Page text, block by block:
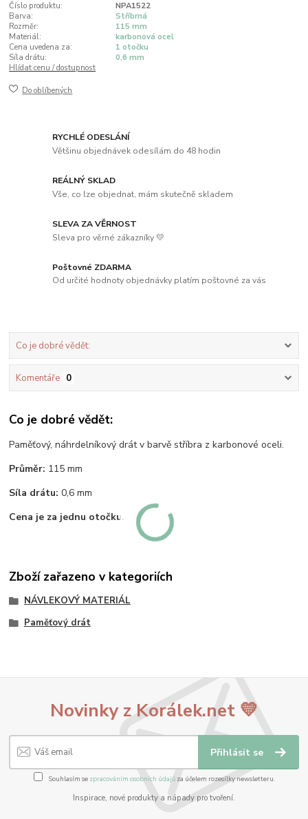
Číslo produktu:
NPA1522
Barva:
Stříbrná
Rozměr:
115 mm
Materiál:
karbonová ocel
Cena uvedena za:
1 otočku
Síla drátu:
0,6 mm
Hlídat cenu / dostupnost
Do oblíbených
RYCHLÉ ODESLÁNÍ
Většinu objednávek odesílám do 48 hodin
REÁLNÝ SKLAD
Vše, co lze objednat, mám skutečně skladem
SLEVA ZA VĚRNOST
Sleva pro věrné zákazníky 💛
Poštovné ZDARMA
Od určité hodnoty objednávky platím poštovné za vás
Co je dobré vědět:
Komentáře 0
Co je dobré vědět:
Paměťový, náhrdelníkový drát v barvě stříbra z karbonové oceli.
Průměr: 115 mm
Síla drátu:0,6 mm
Cena je za jednu otočku.
Zboží zařazeno v kategoriích
NÁVLEKOVÝ MATERIÁL
Paměťový drát
Novinky z Korálek.net 💛
Přihlásit se
Souhlasím se zpracováním osobních údajůza účelem rozesílky newsletteru.
Inspirace, nové produkty a nápady pro tvoření.